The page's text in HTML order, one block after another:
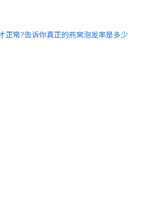
正常?告诉你真正的燕窝泡发率是多少